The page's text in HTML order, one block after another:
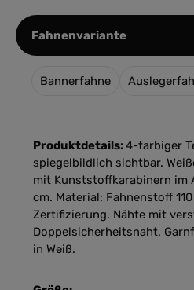
Fahnenvarianteauswählen
Bannerfahne
Produktdetails:4-farbiger
spiegelbildlich sichtbar.
mit Kunststoffkarabinern im
cm. Material: Fahnenstoff
Zertifizierung. Nähte mit
Doppelsicherheitsnaht.
in Weiß.